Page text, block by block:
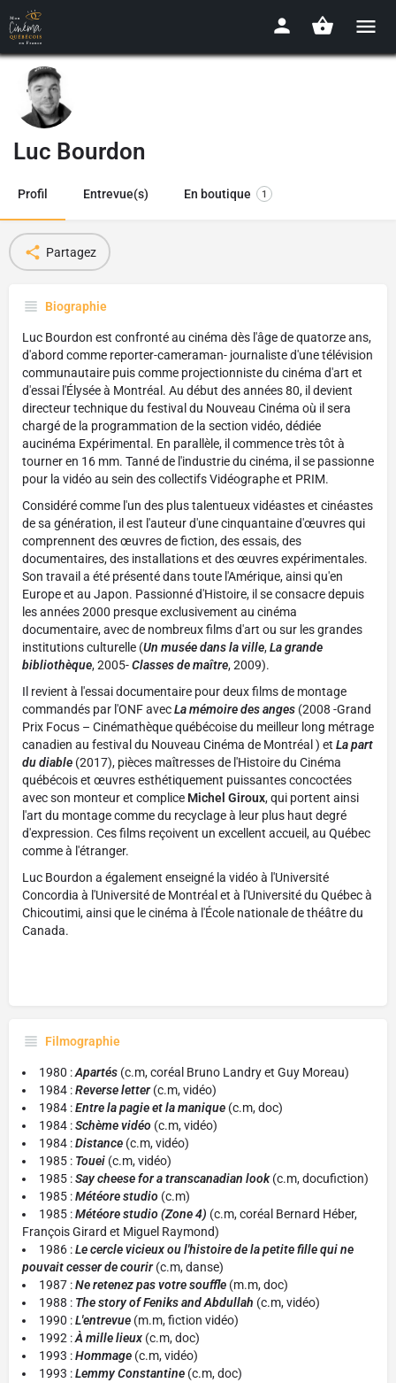
Luc Bourdon
Profil Entrevue(s) En boutique 1
Partagez
Biographie
Luc Bourdon est confronté au cinéma dès l'âge de quatorze ans,
d'abord comme reporter-cameraman- journaliste d'une télévision
communautaire puis comme projectionniste du cinéma d'art et
d'essai l'Élysée à Montréal. Au début des années 80, il devient
directeur technique du festival du Nouveau Cinéma où il sera
chargé de la programmation de la section vidéo, dédiée
aucinéma Expérimental. En parallèle, il commence très tôt à
tourner en 16 mm. Tanné de l'industrie du cinéma, il se passionne
pour la vidéo au sein des collectifs Vidéographe et PRIM.
Considéré comme l'un des plus talentueux vidéastes et cinéastes
de sa génération, il est l'auteur d'une cinquantaine d'œuvres qui
comprennent des œuvres de fiction, des essais, des
documentaires, des installations et des œuvres expérimentales.
Son travail a été présenté dans toute l'Amérique, ainsi qu'en
Europe et au Japon. Passionné d'Histoire, il se consacre depuis
les années 2000 presque exclusivement au cinéma
documentaire, avec de nombreux films d'art ou sur les grandes
institutions culturelle (Un musée dans la ville,La grande
bibliothèque, 2005-Classes de maître, 2009).
Il revient à l'essai documentaire pour deux films de montage
commandés par l'ONF avecLa mémoire des anges (2008 -Grand
Prix Focus – Cinémathèque québécoise du meilleur long métrage
canadien au festival du Nouveau Cinéma de Montréal ) et La part
du diable (2017), pièces maîtresses de l'Histoire du Cinéma
québécois et œuvres esthétiquement puissantes concoctées
avec son monteur et complice Michel Giroux, qui portent ainsi
l'art du montage comme du recyclage à leur plus haut degré
d'expression. Ces films reçoivent un excellent accueil, au Québec
comme à l'étranger.
Luc Bourdon a également enseigné la vidéo à l'Université
Concordia à l'Université de Montréal et à l'Université du Québec à
Chicoutimi, ainsi que le cinéma à l'École nationale de théâtre du
Canada.
Filmographie
1980 :Apartés (c.m, coréal Bruno Landry et Guy Moreau)
1984 :Reverse letter (c.m, vidéo)
1984 :Entre la pagie et la manique (c.m, doc)
1984 :Schème vidéo (c.m, vidéo)
1984 :Distance (c.m, vidéo)
1985 : Touei (c.m, vidéo)
1985 :Say cheese for a transcanadian look(c.m, docufiction)
1985 :Météore studio (c.m)
1985 :Météore studio(Zone 4) (c.m, coréal Bernard Héber,
François Girard et Miguel Raymond)
1986 :Le cercle vicieux ou l'histoire de la petite fille qui ne
pouvait cesser de courir(c.m, danse)
1987 :Ne retenez pas votre souffle (m.m, doc)
1988 : The story of Feniks and Abdullah (c.m, vidéo)
1990 :L'entrevue (m.m, fiction vidéo)
1992 :À mille lieux (c.m, doc)
1993 :Hommage (c.m, vidéo)
1993 :Lemmy Constantine (c.m, doc)